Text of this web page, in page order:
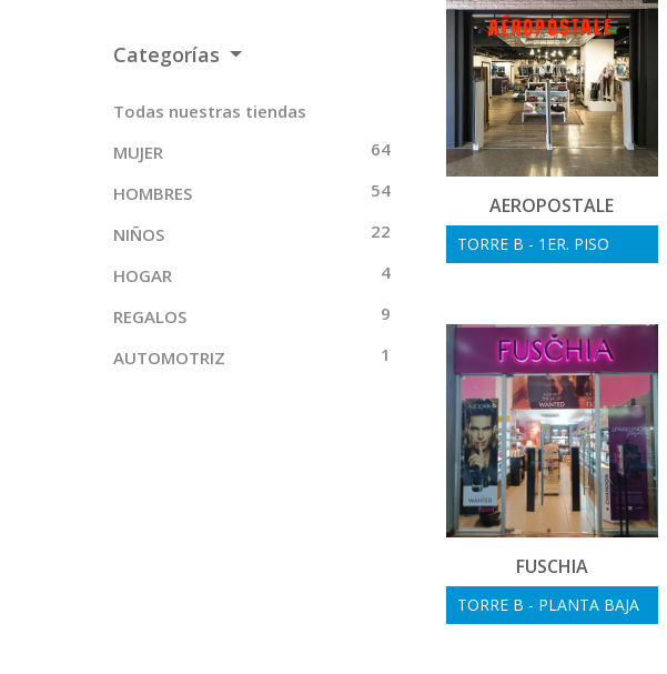
Categorías
Todas nuestras tiendas
MUJER
64
HOMBRES
54
NIÑOS
22
HOGAR
4
REGALOS
9
AUTOMOTRIZ
1
AEROPOSTALE
TORRE B - 1ER. PISO
FUSCHIA
TORRE B - PLANTA BAJA